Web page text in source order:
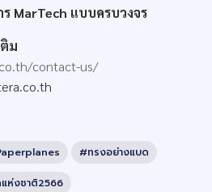
MarTech แบบครบวงจร
ม
contact-us/
#ทรงอย่างแบด
ห่งชาติ2566